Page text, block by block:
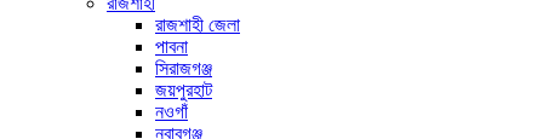
রাজশাহী জেলা
পাবনা
সিরাজগঞ্জ
জয়পুরহাট
নওগাঁ
নবাবগঞ্জ